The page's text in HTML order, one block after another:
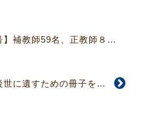
【4693号】補教師59名、正教師８名の受験資格確認 第5回教師検定委員会
【4693号】後世に遺すための冊子を作成へ 日本伝道150年記念行事委員会